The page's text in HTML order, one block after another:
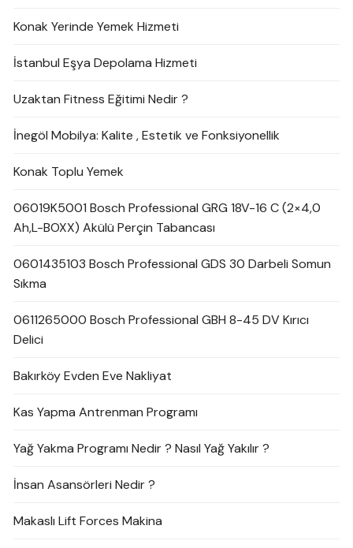
Konak Yerinde Yemek Hizmeti
İstanbul Eşya Depolama Hizmeti
Uzaktan Fitness Eğitimi Nedir ?
İnegöl Mobilya: Kalite , Estetik ve Fonksiyonellik
Konak Toplu Yemek
06019K5001 Bosch Professional GRG 18V-16 C (2×4,0
Ah,L-BOXX) Akülü Perçin Tabancası
0601435103 Bosch Professional GDS 30 Darbeli Somun
Sıkma
0611265000 Bosch Professional GBH 8-45 DV Kırıcı
Delici
Bakırköy Evden Eve Nakliyat
Kas Yapma Antrenman Programı
Yağ Yakma Programı Nedir ? Nasıl Yağ Yakılır ?
İnsan Asansörleri Nedir ?
Makaslı Lift Forces Makina